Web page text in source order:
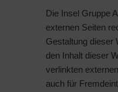
Die Insel Gruppe
externen Seiten
Gestaltung dieser
den Inhalt dieser
verlinkten
auch für